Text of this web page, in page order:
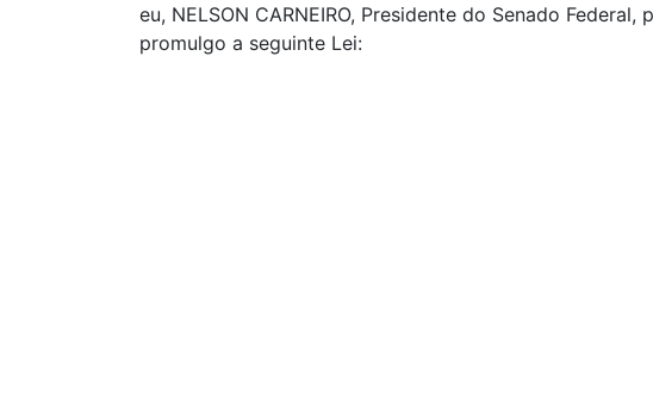
eu, NELSON CARNEIRO, Presidente do Senado
promulgo a seguinte Lei: